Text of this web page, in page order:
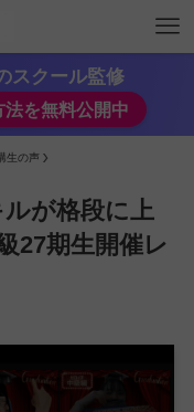
スクール監修
を無料公開中
生の声
が格段に上
27期生開催レ